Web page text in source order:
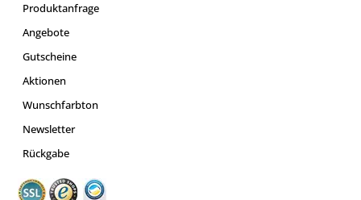
Produktanfrage
Angebote
Gutscheine
Aktionen
Wunschfarbton
Newsletter
Rückgabe